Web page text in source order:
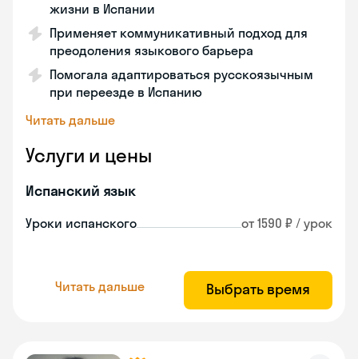
жизни в Испании
Применяет коммуникативный подход для
преодоления языкового барьера
Помогала адаптироваться русскоязычным
при переезде в Испанию
Читать дальше
Услуги и цены
Испанский язык
Уроки испанского от 1590 ₽ / урок
Читать дальше Выбрать время